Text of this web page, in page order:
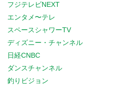
フジテレビNEXT
エンタメ〜テレ
スペースシャワーTV
ディズニー・チャンネル
日経CNBC
ダンスチャンネル
釣りビジョン